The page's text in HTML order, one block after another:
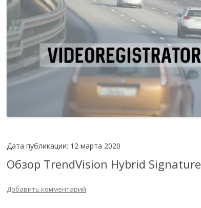
Дата публикации: 12 марта 2020
Обзор TrendVision Hybrid Signature
Добавить комментарий